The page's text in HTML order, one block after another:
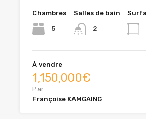
Chambres
5
Salles de bain
2
À vendre
1,150,000€
Par
Françoise KAMGAING